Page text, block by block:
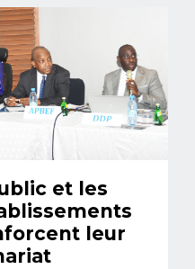
et les
leur